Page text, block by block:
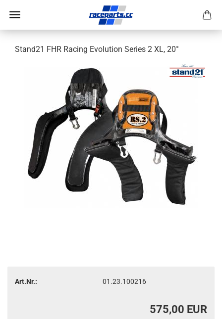
Stand21 FHR Racing Evolution Series 2 XL, 20°
Art.Nr.: 01.23.100216
575,00 EUR